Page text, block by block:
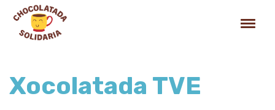
Xocolatada TVE